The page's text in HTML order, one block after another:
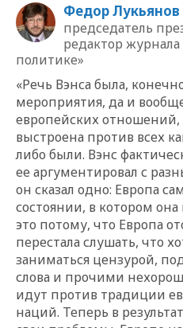
Федор Лукьянов
председатель
редактор журнала
политике»
«Речь Вэнса была,
мероприятия, да и
европейских
выстроена против всех
либо были. Вэнс
ее аргументировал с
он сказал одно: Европа
состоянии, в котором
это потому, что Европа
перестала слушать, что
заниматься цензурой,
слова и прочими
идут против традиции
наций. Теперь в